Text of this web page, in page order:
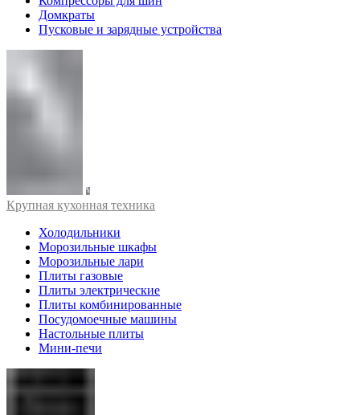
Домкраты
Пусковые и зарядные устройства
Крупная кухонная техника
Холодильники
Морозильные шкафы
Морозильные лари
Плиты газовые
Плиты электрические
Плиты комбинированные
Посудомоечные машины
Настольные плиты
Мини-печи